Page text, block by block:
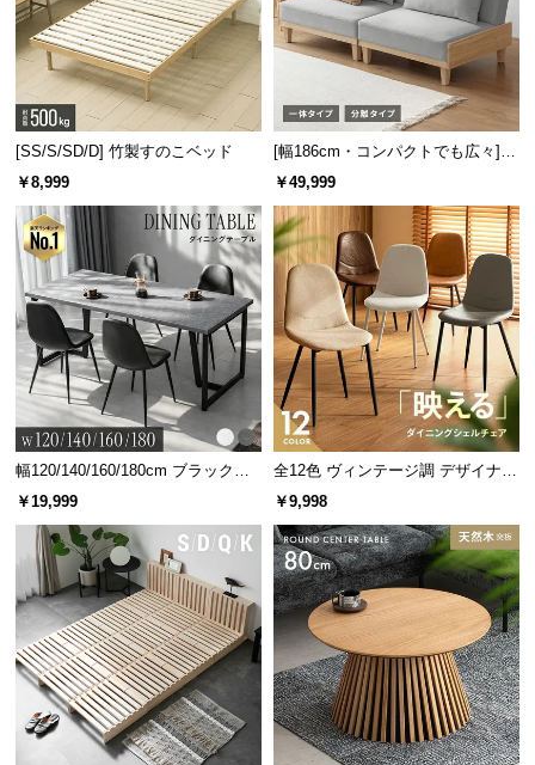
[SS/S/SD/D] 竹製すのこベッド
￥8,999
[幅186cm・コンパクトでも広々] 3
人掛けソファベッド リクライニン
グ 天然木フレーム 北欧
￥49,999
幅120/140/160/180cm ブラックフ
レーム ダイニング 大理石調 4人掛
￥19,999
全12色 ヴィンテージ調 デザイナー
ズシェルチェア
￥9,998